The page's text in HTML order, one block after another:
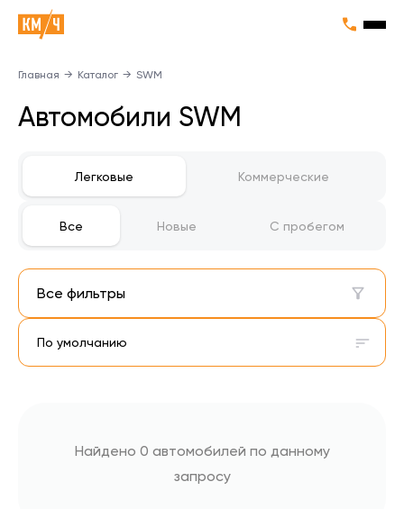
Главная → Каталог → SWM
Автомобили SWM
Легковые Коммерческие
Все Новые С пробегом
Все фильтры
По умолчанию
Найдено 0 автомобилей по данному
запросу